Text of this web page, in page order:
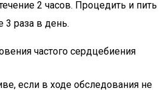
2 часов. Процедить и пить
3 раза в день.
частого сердцебиения
если в ходе обследования не